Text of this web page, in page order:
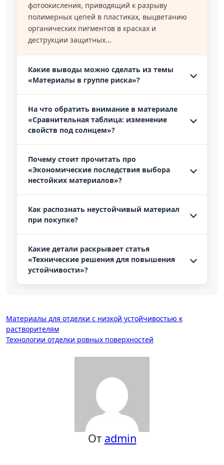
фотоокисления, приводящий к разрыву
полимерных цепей в пластиках, выцветанию
органических пигментов в красках и
деструкции защитных...
Какие выводы можно сделать из темы
«Материалы в группе риска»?
На что обратить внимание в материале
«Сравнительная таблица: изменение
свойств под солнцем»?
Почему стоит прочитать про
«Экономические последствия выбора
нестойких материалов»?
Как распознать неустойчивый материал
при покупке?
Какие детали раскрывает статья
«Технические решения для повышения
устойчивости»?
Навигация
по
Материалы для отделки с низкой устойчивостью к
растворителям
Технологии отделки ровных поверхностей
От admin